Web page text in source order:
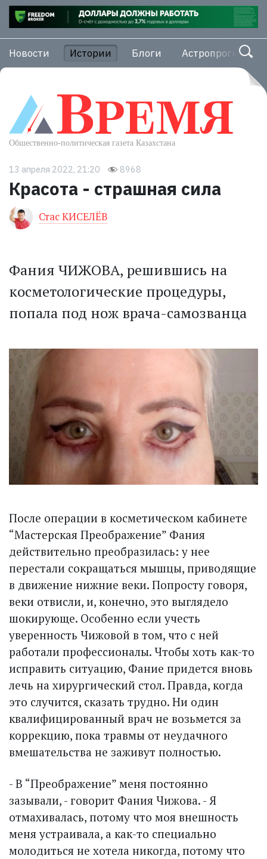
Новости Истории Блоги Астропрогноз
13 апреля 2022, 21:20 8968
Красота - страшная сила
Стас КИСЕЛЁВ
Фания ЧИЖОВА, решившись на
косметологические процедуры,
попала под нож врача-самозванца
После операции в косметическом кабинете
“Мастерская Преображение” Фания
действительно преобразилась: у нее
перестали сокращаться мышцы, приводящие
в движение нижние веки. Попросту говоря,
веки отвисли, и, конечно, это выглядело
шокирующе. Особенно если учесть
уверенность Чижовой в том, что с ней
работали профессионалы. Чтобы хоть как-то
исправить ситуацию, Фание придется вновь
лечь на хирургический стол. Правда, когда
это случится, сказать трудно. Ни один
квалифицированный врач не возьмется за
коррекцию, пока травмы от неудачного
вмешательства не заживут полностью.
- В “Преображение” меня постоянно
зазывали, - говорит Фания Чижова. - Я
отмахивалась, потому что моя внешность
меня устраивала, а как-то специально
молодиться не хотела никогда, потому что